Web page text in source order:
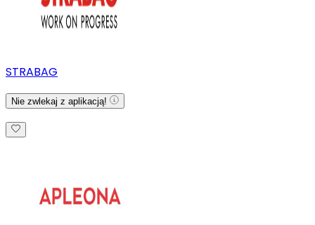
STRABAG
Nie zwlekaj z aplikacją!